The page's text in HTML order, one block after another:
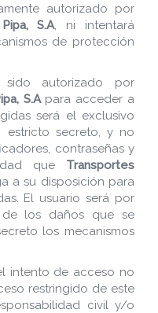
autorizado por
S.A, ni intentará
de protección
autorizado por
S.Apara acceder a
será el exclusivo
estricto secreto, y no
contraseñas y
que Transportes
a su disposición para
El usuario será por
los daños que se
los mecanismos
intento de acceso no
restringido de este
civil y/o